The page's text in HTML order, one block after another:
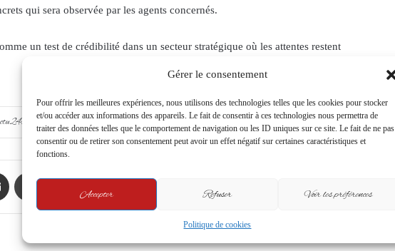
Gérer le consentement
Pour offrir les meilleures expériences, nous utilisons des technologies telles que les cookies pour stocker
et/ou accéder aux informations des appareils. Le fait de consentir à ces technologies nous permettra de
traiter des données telles que le comportement de navigation ou les ID uniques sur ce site. Le fait de ne pas
consentir ou de retirer son consentement peut avoir un effet négatif sur certaines caractéristiques et
fonctions.
Accepter Refuser Voir les préférences
Politique de cookies
qui sera observée par les agents concernés.
un test de crédibilité dans un secteur stratégique où les attentes restent
Copy URL
Share via Email